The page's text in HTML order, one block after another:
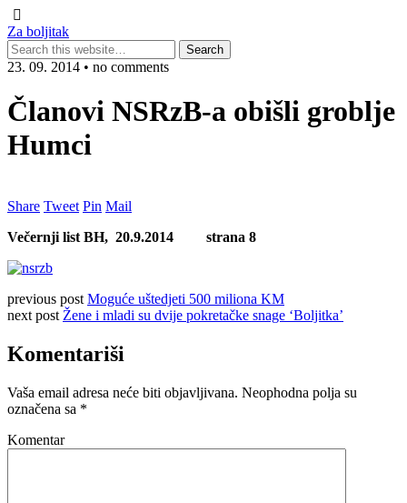
Za boljitak
23. 09. 2014 • no comments
Članovi NSRzB-a obišli groblje
Humci
Share Tweet Pin Mail
Večernji list BH, 20.9.2014 strana 8
previous post Moguće uštedjeti 500 miliona KM
next post Žene i mladi su dvije pokretačke snage ‘Boljitka’
Komentariši
Vaša email adresa neće biti objavljivana. Neophodna polja su
označena sa *
Komentar